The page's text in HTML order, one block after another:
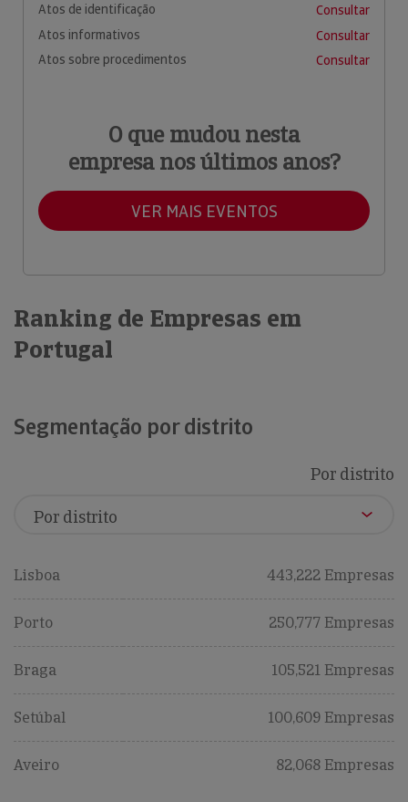
Atos de identificação
Consultar
Atos informativos
Consultar
Atos sobre procedimentos
Consultar
O que mudou nesta
empresa nos últimos anos?
VER MAIS EVENTOS
Ranking de Empresas em
Portugal
Segmentação por distrito
Por distrito
Lisboa 443,222 Empresas
Porto 250,777 Empresas
Braga 105,521 Empresas
Setúbal 100,609 Empresas
Aveiro 82,068 Empresas